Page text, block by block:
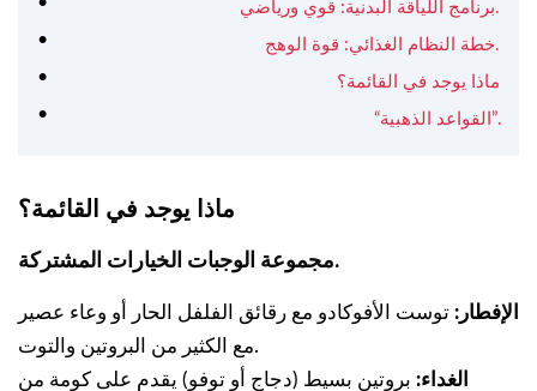
برنامج اللياقة البدنية: قوي ورياضي.
خطة النظام الغذائي: قوة الوهج.
ماذا يوجد في القائمة؟
“القواعد الذهبية”.
ماذا يوجد في القائمة؟
مجموعة الوجبات الخيارات المشتركة.
الإفطار: توست الأفوكادو مع رقائق الفلفل الحار أو وعاء عصير
مع الكثير من البروتين والتوت.
الغداء: بروتين بسيط (دجاج أو توفو) يقدم على كومة من